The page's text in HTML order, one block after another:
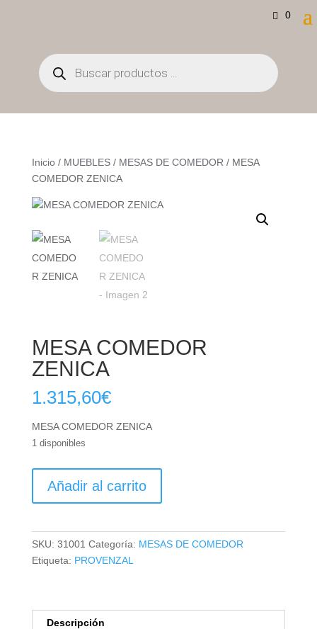
0
Búsqueda
de
productos
Inicio/ MUEBLES/ MESAS DE COMEDOR / MESA
COMEDOR ZENICA
MESA COMEDOR
ZENICA
1.315,60€
MESA COMEDOR ZENICA
1 disponibles
COMEDOR
Añadir al carrito
SKU: 31001 Categoría: MESAS DE COMEDOR
Etiqueta: PROVENZAL
Descripción